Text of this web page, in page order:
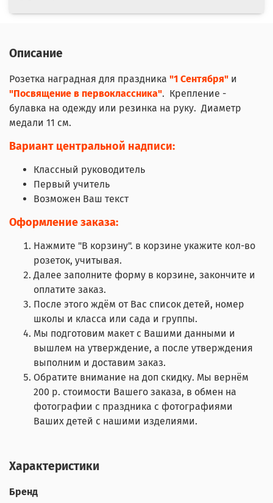
Описание
Розетка наградная для праздника "1 Сентября" и
"Посвящение в первоклассника". Крепление -
булавка на одежду или резинка на руку. Диаметр
медали 11 см.
Вариант центральной надписи:
Классный руководитель
Первый учитель
Возможен Ваш текст
Оформление заказа:
Нажмите "В корзину". в корзине укажите кол-во
розеток, учитывая.
Далее заполните форму в корзине, закончите и
оплатите заказ.
После этого ждём от Вас список детей, номер
школы и класса или сада и группы.
Мы подготовим макет с Вашими данными и
вышлем на утверждение, а после утверждения
выполним и доставим заказ.
Обратите внимание на доп скидку. Мы вернём
200 р. стоимости Вашего заказа, в обмен на
фотографии с праздника с фотографиями
Ваших детей с нашими изделиями.
Характеристики
Бренд